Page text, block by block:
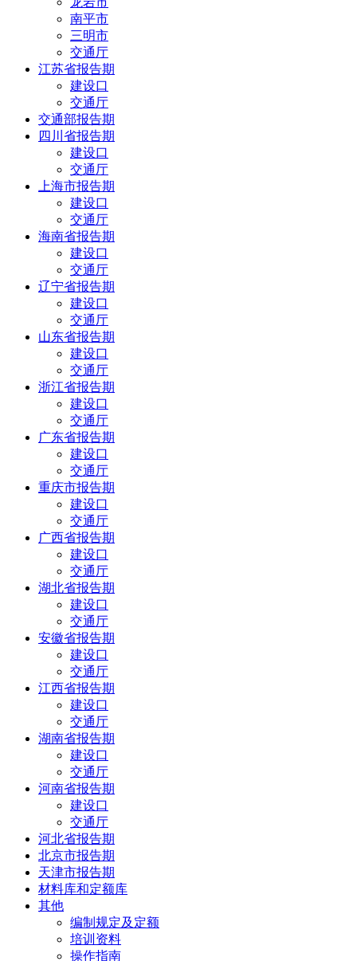
南平市
三明市
交通厅
江苏省报告期
建设口
交通厅
交通部报告期
四川省报告期
建设口
交通厅
上海市报告期
建设口
交通厅
海南省报告期
建设口
交通厅
辽宁省报告期
建设口
交通厅
山东省报告期
建设口
交通厅
浙江省报告期
建设口
交通厅
广东省报告期
建设口
交通厅
重庆市报告期
建设口
交通厅
广西省报告期
建设口
交通厅
湖北省报告期
建设口
交通厅
安徽省报告期
建设口
交通厅
江西省报告期
建设口
交通厅
湖南省报告期
建设口
交通厅
河南省报告期
建设口
交通厅
河北省报告期
北京市报告期
天津市报告期
材料库和定额库
其他
编制规定及定额
培训资料
操作指南